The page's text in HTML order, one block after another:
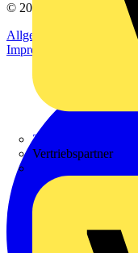
Zumtobel
Vertriebspartner
Adalbert Zajadacz
© 2002-
Voltimum
Allgemeine
Impressum